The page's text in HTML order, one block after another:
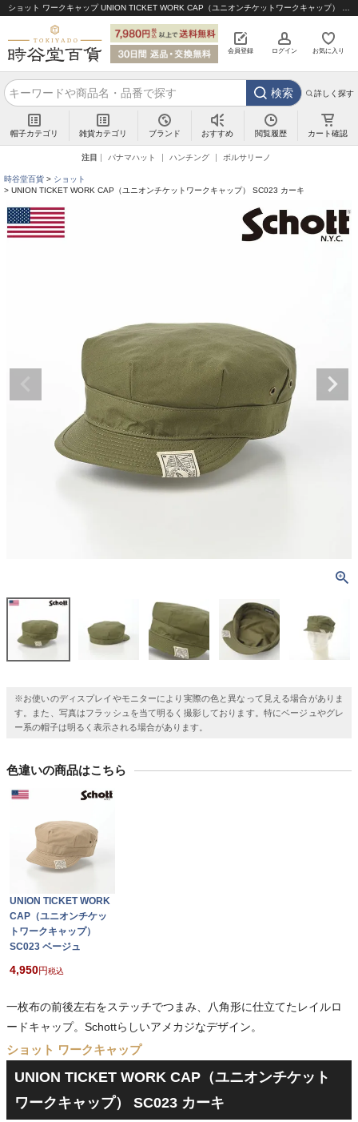
会員登録 ログイン お気に入り
検索 詳しく探す
帽子カテゴリ 雑貨カテゴリ ブランド おすすめ 閲覧履歴 カート確認
注目 パナマハット ハンチング ボルサリーノ
時谷堂百貨
ショット
UNION TICKET WORK CAP（ユニオンチケットワークキャップ） SC023 カーキ
※お使いのディスプレイやモニターにより実際の色と異なって見える場合がありま
す。また、写真はフラッシュを当て明るく撮影しております。特にベージュやグレ
ー系の帽子は明るく表示される場合があります。
色違いの商品はこちら
UNION TICKET WORK
CAP（ユニオンチケッ
トワークキャップ）
SC023 ベージュ
4,950 税込
一枚布の前後左右をステッチでつまみ、八角形に仕立てたレイルロ
ードキャップ。Schottらしいアメカジなデザイン。
ショット ワークキャップ
UNION TICKET WORK CAP（ユニオンチケット
ワークキャップ） SC023 カーキ